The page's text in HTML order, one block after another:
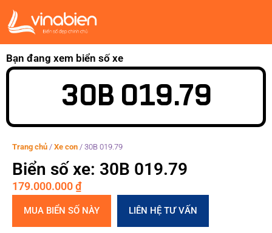
Bạn đang xem biển số xe
30B 019.79
Trang chủ / Xe con / 30B 019.79
Biển số xe: 30B 019.79
179.000.000₫
MUA BIỂN SỐ NÀY LIÊN HỆ TƯ VẤN